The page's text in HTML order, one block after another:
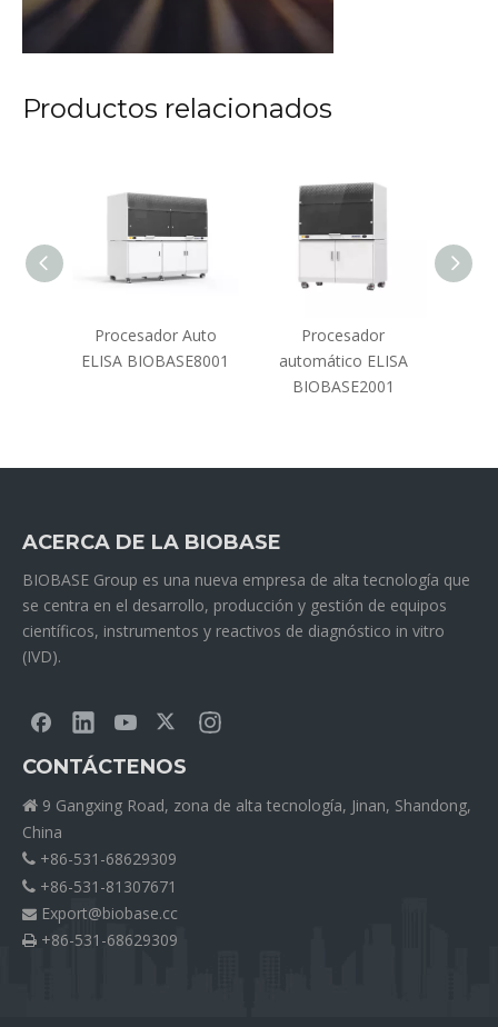
Productos relacionados
Procesador Auto
ELISA BIOBASE8001
Procesador
automático ELISA
BIOBASE2001
ACERCA DE LA BIOBASE
BIOBASE Group es una nueva empresa de alta tecnología que
se centra en el desarrollo, producción y gestión de equipos
científicos, instrumentos y reactivos de diagnóstico in vitro
(IVD).
CONTÁCTENOS
 9 Gangxing Road, zona de alta tecnología, Jinan, Shandong,
China
 +86-531-68629309
 +86-531-81307671
 Export@biobase.cc
 +86-531-68629309